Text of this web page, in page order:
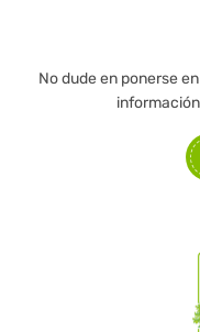
No dude en ponerse